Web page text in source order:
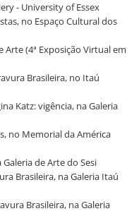
- University of Essex
no Espaço Cultural dos
Arte (4ª Exposição Virtual em
Brasileira, no Itaú
Katz: vigência, na Galeria
no Memorial da América
Galeria de Arte do Sesi
Brasileira, na Galeria Itaú
Brasileira, na Galeria